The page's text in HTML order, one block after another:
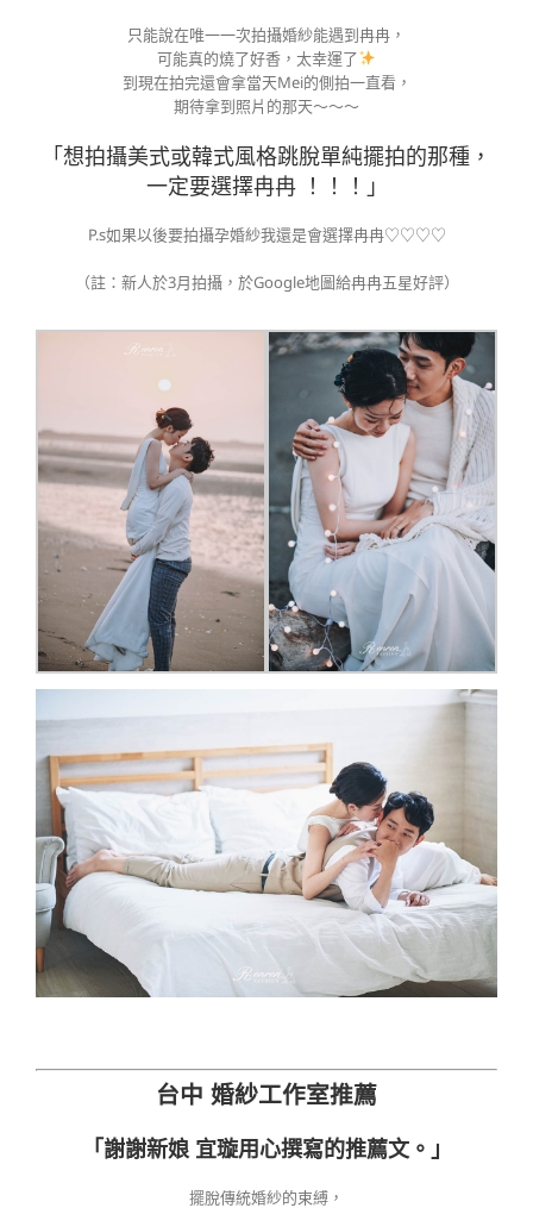
只能說在唯一一次拍攝婚紗能遇到冉冉，
可能真的燒了好香，太幸運了
到現在拍完還會拿當天Mei的側拍一直看，
期待拿到照片的那天～～～
「想拍攝美式或韓式風格跳脫單純擺拍的那種，
一定要選擇冉冉 ！！！」
P.s如果以後要拍攝孕婚紗我還是會選擇冉冉♡♡♡♡
（註：新人於3月拍攝，於Google地圖給冉冉五星好評）
台中 婚紗工作室推薦
「謝謝新娘 宜璇用心撰寫的推薦文。」
擺脫傳統婚紗的束縛，